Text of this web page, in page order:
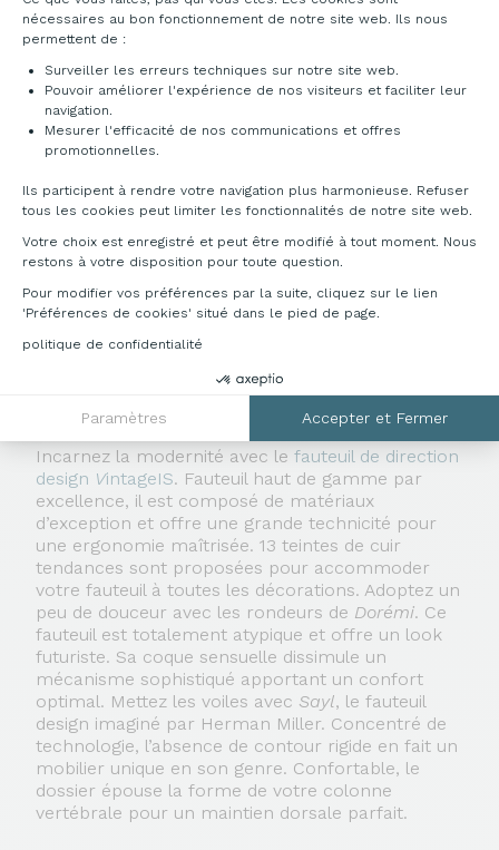
nécessaires au bon fonctionnement de notre site web. Ils nous
permettent de :
Surveiller les erreurs techniques sur notre site web.
Pouvoir améliorer l'expérience de nos visiteurs et faciliter leur
navigation.
Mesurer l'efficacité de nos communications et offres
promotionnelles.
Ils participent à rendre votre navigation plus harmonieuse. Refuser
tous les cookies peut limiter les fonctionnalités de notre site web.
Votre choix est enregistré et peut être modifié à tout moment. Nous
restons à votre disposition pour toute question.
Pour modifier vos préférences par la suite, cliquez sur le lien
'Préférences de cookies' situé dans le pied de page.
politique de confidentialité
Paramètres Accepter et Fermer
Axeptio consent
Pour rendre vos espaces de direction uniques,
Bureau nous nous évertuons à référencer des
produits différenciants à la fois ergonomiques et
esthétiques qui sublimeront vos bureaux.
Incarnez la modernité avec le fauteuil de direction
design VintageIS. Fauteuil haut de gamme par
excellence, il est composé de matériaux
d’exception et offre une grande technicité pour
une ergonomie maîtrisée. 13 teintes de cuir
tendances sont proposées pour accommoder
votre fauteuil à toutes les décorations. Adoptez un
peu de douceur avec les rondeurs de Dorémi. Ce
fauteuil est totalement atypique et offre un look
futuriste. Sa coque sensuelle dissimule un
mécanisme sophistiqué apportant un confort
optimal. Mettez les voiles avec Sayl, le fauteuil
design imaginé par Herman Miller. Concentré de
technologie, l’absence de contour rigide en fait un
mobilier unique en son genre. Confortable, le
dossier épouse la forme de votre colonne
vertébrale pour un maintien dorsale parfait.
À partir de 2 520,00 €
2 394,00 €